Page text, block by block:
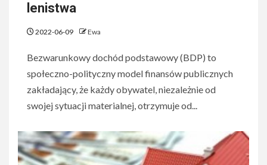
lenistwa
2022-06-09 Ewa
Bezwarunkowy dochód podstawowy (BDP) to
społeczno-polityczny model finansów publicznych
zakładający, że każdy obywatel, niezależnie od
swojej sytuacji materialnej, otrzymuje od...